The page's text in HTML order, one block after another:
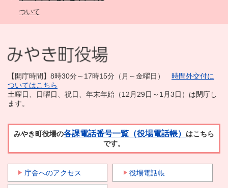
ついて
【開庁時間】8時30分～17時15分（月～金曜日） 時間外交付に
ついてはこちら
土曜日、日曜日、祝日、年末年始（12月29日～1月3日）は閉庁し
ます。
みやき町役場の各課電話番号一覧（役場電話帳） はこちら
です。
庁舎へのアクセス 役場電話帳